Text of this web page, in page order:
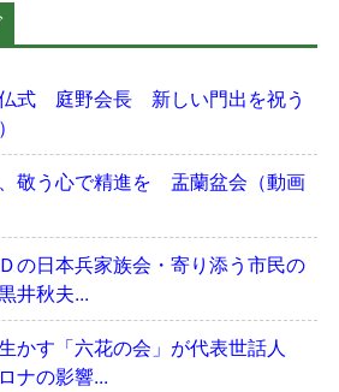
式 庭野会長 新しい門出を祝う
敬う心で精進を 盂蘭盆会（動画
の日本兵家族会・寄り添う市民の
井秋夫...
かす「六花の会」が代表世話人
ナの影響...